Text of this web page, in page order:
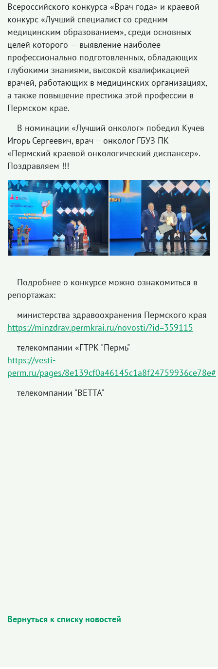
Всероссийского конкурса «Врач года» и краевой
конкурс «Лучший специалист со средним
медицинским образованием», среди основных
целей которого — выявление наиболее
профессионально подготовленных, обладающих
глубокими знаниями, высокой квалификацией
врачей, работающих в медицинских организациях,
а также повышение престижа этой профессии в
Пермском крае.
В номинации «Лучший онколог» победил Кучев
Игорь Сергеевич, врач – онколог ГБУЗ ПК
«Пермский краевой онкологический диспансер».
Поздравляем !!!
Подробнее о конкурсе можно ознакомиться в
репортажах:
министерства здравоохранения Пермского края
https://minzdrav.permkrai.ru/novosti/?id=359115
телекомпании «ГТРК "Пермь"
https://vesti-
perm.ru/pages/8e139cf0a46145c1a8f24759936ce78e#
телекомпании "ВЕТТА"
Вернуться к списку новостей